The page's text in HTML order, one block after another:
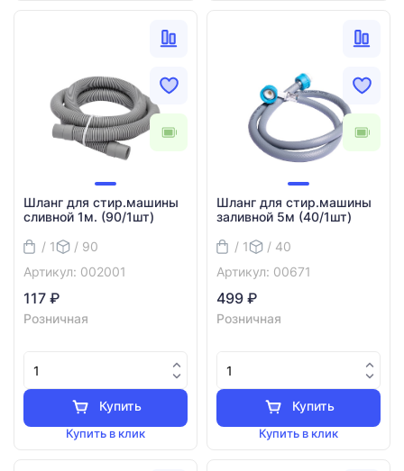
Шланг для стир.машины
сливной 1м. (90/1шт)
/ 1
/ 90
Артикул: 002001
117 ₽
Розничная
Купить
Купить в клик
Шланг для стир.машины
заливной 5м (40/1шт)
/ 1
/ 40
Артикул: 00671
499 ₽
Розничная
Купить
Купить в клик